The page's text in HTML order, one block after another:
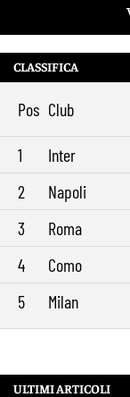
CLASSIFICA
Pos Club
1 Inter
2
Napoli
3
Roma
4
Como
5
Milan
ULTIMI ARTICOLI